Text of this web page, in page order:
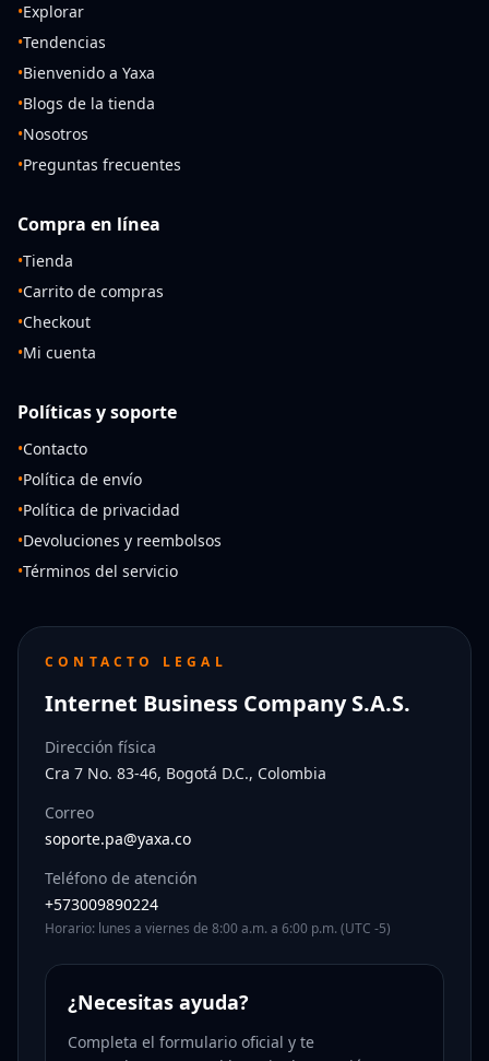
•Explorar
•Tendencias
•Bienvenido a Yaxa
•Blogs de la tienda
•Nosotros
•Preguntas frecuentes
Compra en línea
•Tienda
•Carrito de compras
•Checkout
•Mi cuenta
Políticas y soporte
•Contacto
•Política de envío
•Política de privacidad
•Devoluciones y reembolsos
•Términos del servicio
CONTACTO LEGAL
Internet Business Company S.A.S.
Dirección física
Cra 7 No. 83-46, Bogotá D.C., Colombia
Correo
soporte.pa@yaxa.co
Teléfono de atención
+573009890224
Horario: lunes a viernes de 8:00 a.m. a 6:00 p.m. (UTC -5)
¿Necesitas ayuda?
Completa el formulario oficial y te